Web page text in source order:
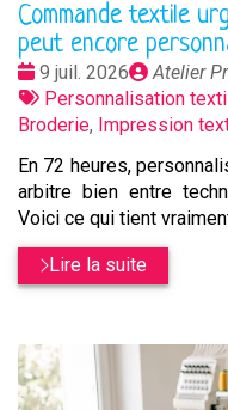
Commande textile
peut encore
Date
:
9 juil. 2026
Publié
par
Atelier
Tags
:
Personnalisation
Broderie, Impression
En 72 heures,
arbitre bien entre
Voici ce qui tient
Lire la suite